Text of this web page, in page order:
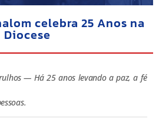
celebra 25 Anos na
Diocese
— Há 25 anos levando a paz, a fé